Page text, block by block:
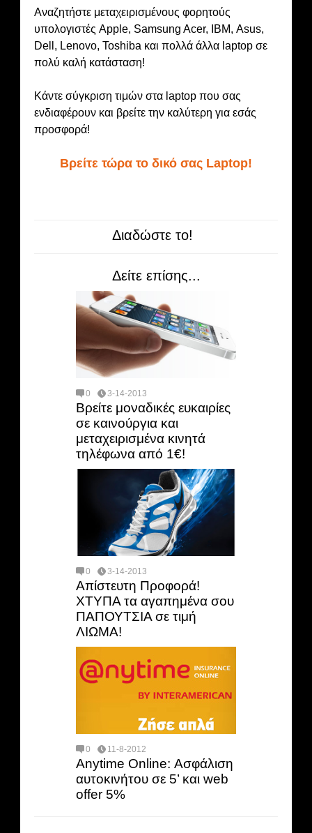
Αναζητήστε μεταχειρισμένους φορητούς
υπολογιστές Apple, Samsung Acer, ΙΒΜ, Asus,
Dell, Lenovo, Toshiba και πολλά άλλα laptop σε
πολύ καλή κατάσταση!
Κάντε σύγκριση τιμών στα laptop που σας
ενδιαφέρουν και βρείτε την καλύτερη για εσάς
προσφορά!
Βρείτε τώρα το δικό σας Laptop!
Διαδώστε το!
Δείτε επίσης...
0 3-14-2013
Βρείτε μοναδικές ευκαιρίες
σε καινούργια και
μεταχειρισμένα κινητά
τηλέφωνα από 1€!
0 3-14-2013
Απίστευτη Προφορά!
ΧΤΥΠΑ τα αγαπημένα σου
ΠΑΠΟΥΤΣΙΑ σε τιμή
ΛΙΩΜΑ!
0 11-8-2012
Anytime Online: Ασφάλιση
αυτοκινήτου σε 5’ και web
offer 5%